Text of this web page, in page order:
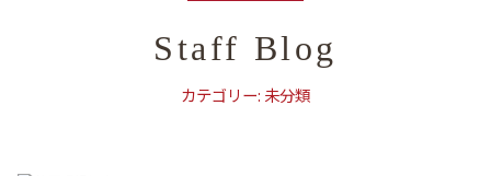
Staff Blog
カテゴリー: 未分類